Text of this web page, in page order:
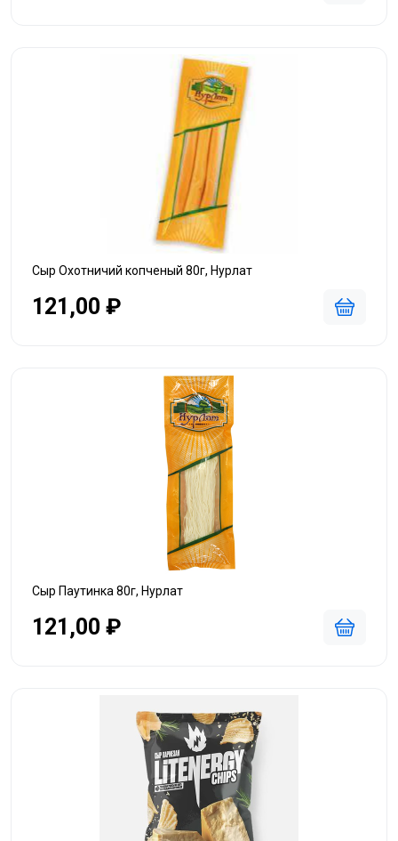
Сыр Охотничий копченый 80г, Нурлат
121,00 ₽
Сыр Паутинка 80г, Нурлат
121,00 ₽